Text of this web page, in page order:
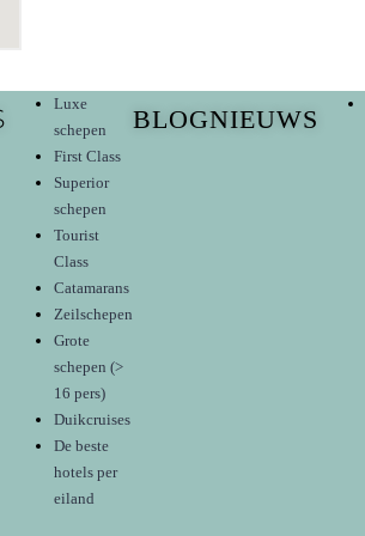
Luxe
schepen
First Class
Superior
schepen
Tourist
Class
Catamarans
Zeilschepen
Grote
schepen (>
16 pers)
Duikcruises
De beste
hotels per
eiland
BLOGNIEUWS